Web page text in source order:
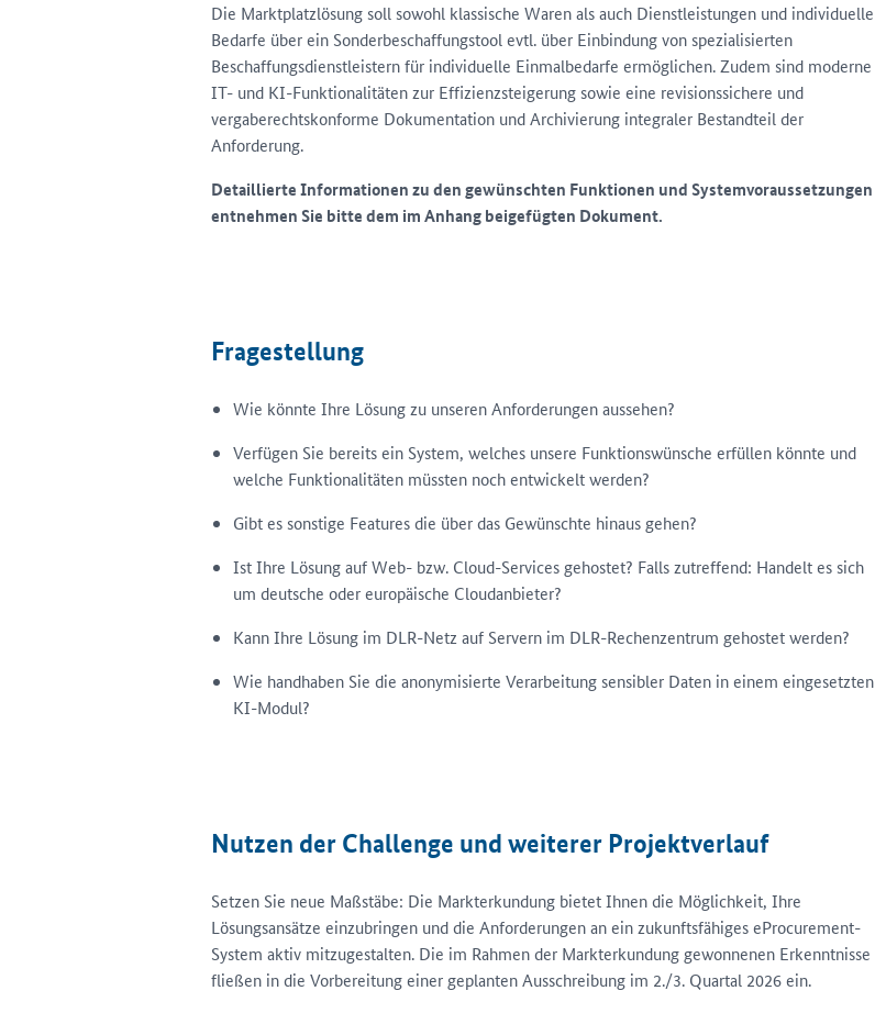
Die Marktplatzlösung soll sowohl klassische Waren als auch Dienstleistungen und individuelle
Bedarfe über ein Sonderbeschaffungstool evtl. über Einbindung von spezialisierten
Beschaffungsdienstleistern für individuelle Einmalbedarfe ermöglichen. Zudem sind moderne
IT- und KI-Funktionalitäten zur Effizienzsteigerung sowie eine revisionssichere und
vergaberechtskonforme Dokumentation und Archivierung integraler Bestandteil der
Anforderung.
Detaillierte Informationen zu den gewünschten Funktionen und Systemvoraussetzungen
entnehmen Sie bitte dem im Anhang beigefügten Dokument.
Fragestellung
Wie könnte Ihre Lösung zu unseren Anforderungen aussehen?
Verfügen Sie bereits ein System, welches unsere Funktionswünsche erfüllen könnte und
welche Funktionalitäten müssten noch entwickelt werden?
Gibt es sonstige Features die über das Gewünschte hinaus gehen?
Ist Ihre Lösung auf Web- bzw. Cloud-Services gehostet? Falls zutreffend: Handelt es sich
um deutsche oder europäische Cloudanbieter?
Kann Ihre Lösung im DLR-Netz auf Servern im DLR-Rechenzentrum gehostet werden?
Wie handhaben Sie die anonymisierte Verarbeitung sensibler Daten in einem eingesetzten
KI-Modul?
Nutzen der Challenge und weiterer Projektverlauf
Setzen Sie neue Maßstäbe: Die Markterkundung bietet Ihnen die Möglichkeit, Ihre
Lösungsansätze einzubringen und die Anforderungen an ein zukunftsfähiges eProcurement-
System aktiv mitzugestalten. Die im Rahmen der Markterkundung gewonnenen Erkenntnisse
fließen in die Vorbereitung einer geplanten Ausschreibung im 2./3. Quartal 2026 ein.